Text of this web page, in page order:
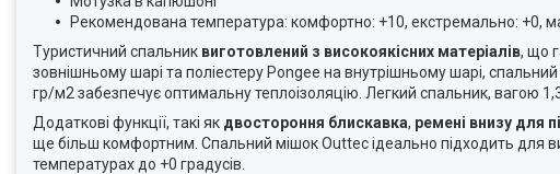
Рекомендована температура: комфортно: +10, екстремально: +0,
Туристичний спальник виготовлений з високоякісних матеріалів, що
зовнішньому шарі та поліестеру Pongee на внутрішньому шарі, спальний
гр/м2 забезпечує оптимальну теплоізоляцію. Легкий спальник, вагою
Додаткові функції, такі як двостороння блискавка, ремені внизу для
ще більш комфортним. Спальний мішок Outtec ідеально підходить для
температурах до +0 градусів.